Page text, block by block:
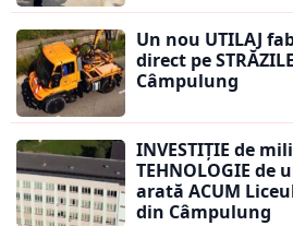
Un nou UTILAJ
direct pe
Câmpulung
INVESTIȚIE de
TEHNOLOGIE de
arată ACUM
din Câmpulung